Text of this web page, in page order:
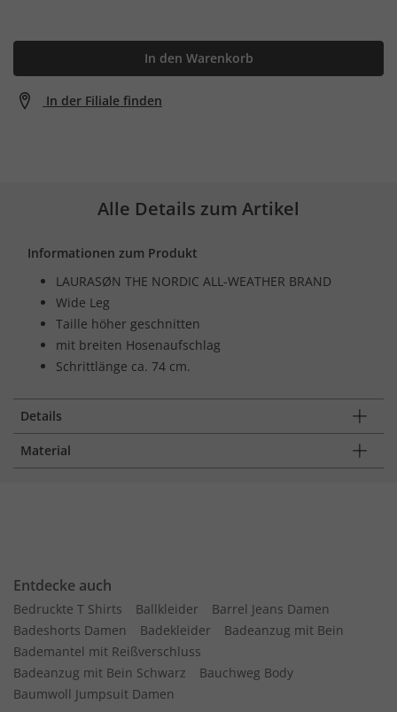
In den Warenkorb
In der Filiale finden
Alle Details zum Artikel
Informationen zum Produkt
LAURASØN THE NORDIC ALL-WEATHER BRAND
Wide Leg
Taille höher geschnitten
mit breiten Hosenaufschlag
Schrittlänge ca. 74 cm.
Details
Material
Entdecke auch
Bedruckte T Shirts Ballkleider
Barrel Jeans Damen
Badeshorts Damen
Badekleider
Badeanzug mit Bein
Bademantel mit Reißverschluss
Badeanzug mit Bein Schwarz
Bauchweg Body
Baumwoll Jumpsuit Damen